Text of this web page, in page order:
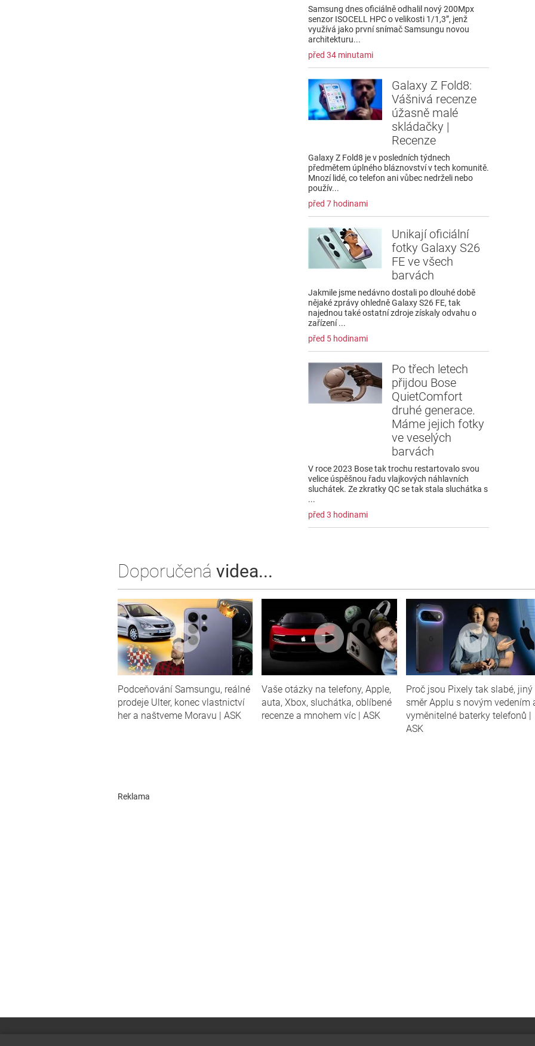
Samsung dnes oficiálně odhalil nový 200Mpx
senzor ISOCELL HPC o velikosti 1/1,3”, jenž
využívá jako první snímač Samsungu novou
architekturu...
před 34 minutami
Galaxy Z Fold8:
Vášnivá recenze
úžasně malé
skládačky |
Recenze
Galaxy Z Fold8 je v posledních týdnech
předmětem úplného bláznovství v tech komunitě.
Mnozí lidé, co telefon ani vůbec nedrželi nebo
použív...
před 7 hodinami
Unikají oficiální
fotky Galaxy S26
FE ve všech
barvách
Jakmile jsme nedávno dostali po dlouhé době
nějaké zprávy ohledně Galaxy S26 FE, tak
najednou také ostatní zdroje získaly odvahu o
zařízení ...
před 5 hodinami
Po třech letech
přijdou Bose
QuietComfort
druhé generace.
Máme jejich fotky
ve veselých
barvách
V roce 2023 Bose tak trochu restartovalo svou
velice úspěšnou řadu vlajkových náhlavních
sluchátek. Ze zkratky QC se tak stala sluchátka s
...
před 3 hodinami
Doporučená videa...
Podceňování Samsungu, reálné
prodeje Ulter, konec vlastnictví
her a naštveme Moravu | ASK
Vaše otázky na telefony, Apple,
auta, Xbox, sluchátka, oblíbené
recenze a mnohem víc | ASK
Proč jsou Pixely tak slabé, jiný
směr Applu s novým vedením
vyměnitelné baterky telefonů |
ASK
Reklama